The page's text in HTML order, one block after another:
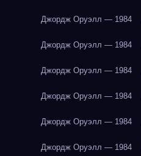
Джордж Оруэлл — 1984
Джордж Оруэлл — 1984
Джордж Оруэлл — 1984
Джордж Оруэлл — 1984
Джордж Оруэлл — 1984
Джордж Оруэлл — 1984